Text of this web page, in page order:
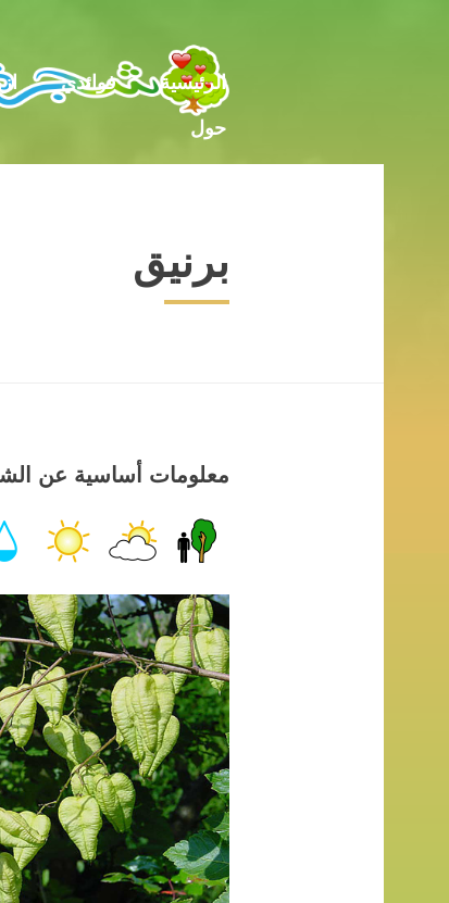
الرئيسية فوائدي
حول
برنيق
معلومات أساسية عن